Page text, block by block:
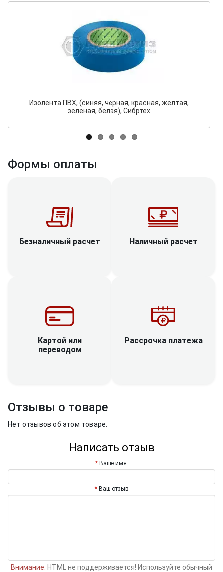
Изолента ПВХ, (синяя, черная, красная, желтая,
зеленая, белая), Сибртех
Формы оплаты
Безналичный расчет Наличный расчет
Картой или
переводом
Рассрочка платежа
Отзывы о товаре
Нет отзывов об этом товаре.
Написать отзыв
Ваше имя:
Ваш отзыв
Внимание: HTML не поддерживается! Используйте обычный